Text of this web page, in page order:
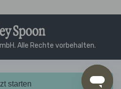
starten
Alle Rechte vorbehalten.